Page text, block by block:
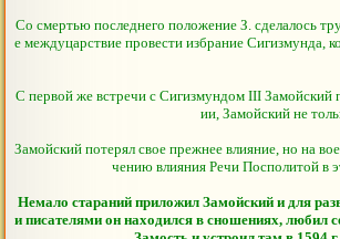
Со смертью последнего положение З. сделалось
е междуцарствие провести избрание Сигизмунда,
С первой же встречи с Сигизмундом III Замойский
ии, Замойский не
Замойский потерял свое прежнее влияние, но на
чению влияния Речи Посполитой в
Немало стараний приложил Замойский и для
и писателями он находился в сношениях, любил